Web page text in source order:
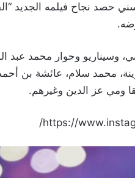
حصد نجاح فيلمه الجديد
وسيناريو وحوار محمد عبد
محمد سلام، عائشة بن
عز الدين وغيرهم.
https://